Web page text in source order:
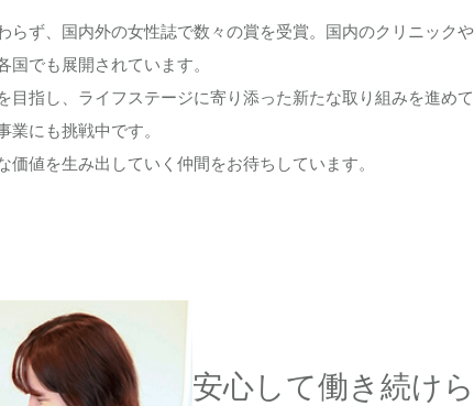
ず、国内外の女性誌で数々の賞を受賞。国内のクリニック
でも展開されています。
指し、ライフステージに寄り添った新たな取り組みを進め
にも挑戦中です。
値を生み出していく仲間をお待ちしています。
安心して働き続け